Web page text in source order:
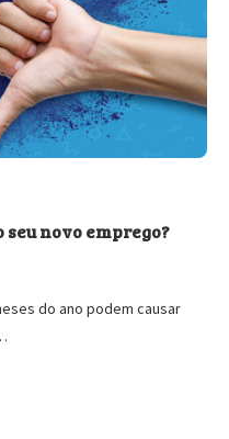
novo emprego?
do ano podem causar